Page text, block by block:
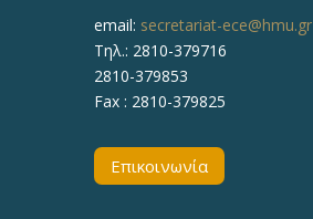
email: secretariat-ece@hmu.gr
Τηλ.: 2810-379716
2810-379853
Fax : 2810-379825
Επικοινωνία